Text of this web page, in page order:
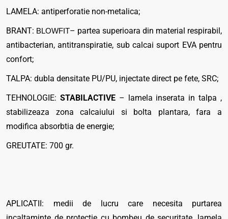
LAMELA: antiperforatie non-metalica;
BRANT: BLOWFIT– partea superioara din material respirabil,
antibacterian, antitranspiratie, sub calcai suport EVA pentru
confort;
TALPA: dubla densitate PU/PU, injectate direct pe fete, SRC;
TEHNOLOGIE: STABILACTIVE – lamela inserata in talpa ,
stabilizeaza zona calcaiului si bolta plantara, fara a
modifica absorbtia de energie;
GREUTATE: 700 gr.
APLICATII: medii de lucru care necesita purtarea